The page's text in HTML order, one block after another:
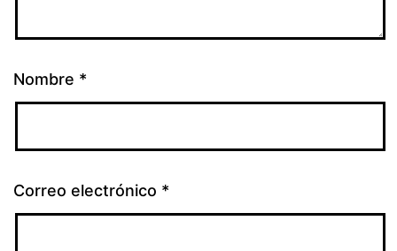
Nombre *
Correo electrónico *